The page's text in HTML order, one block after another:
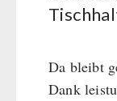
Feuerhand
Reinigung &
Bücher
Bücher /
kingnature-
BEHÖRDEN /
Da bleibt
Dank